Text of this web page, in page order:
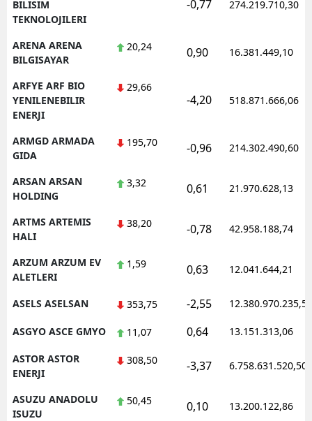
BILISIM
TEKNOLOJILERI
-0,77 274.219.710,30
ARENA ARENA
BILGISAYAR
20,24 0,90 16.381.449,10
ARFYE ARF BIO
YENILENEBILIR
ENERJI
29,66
-4,20 518.871.666,06
ARMGD ARMADA
GIDA
195,70 -0,96 214.302.490,60
ARSAN ARSAN
HOLDING
3,32 0,61 21.970.628,13
ARTMS ARTEMIS
HALI
38,20 -0,78 42.958.188,74
ARZUM ARZUM EV
ALETLERI
1,59 0,63 12.041.644,21
ASELS ASELSAN 353,75 -2,55 12.380.970.235,50
ASGYO ASCE GMYO 11,07 0,64 13.151.313,06
ASTOR ASTOR
ENERJI
308,50 -3,37 6.758.631.520,50
ASUZU ANADOLU
ISUZU
50,45 0,10 13.200.122,86